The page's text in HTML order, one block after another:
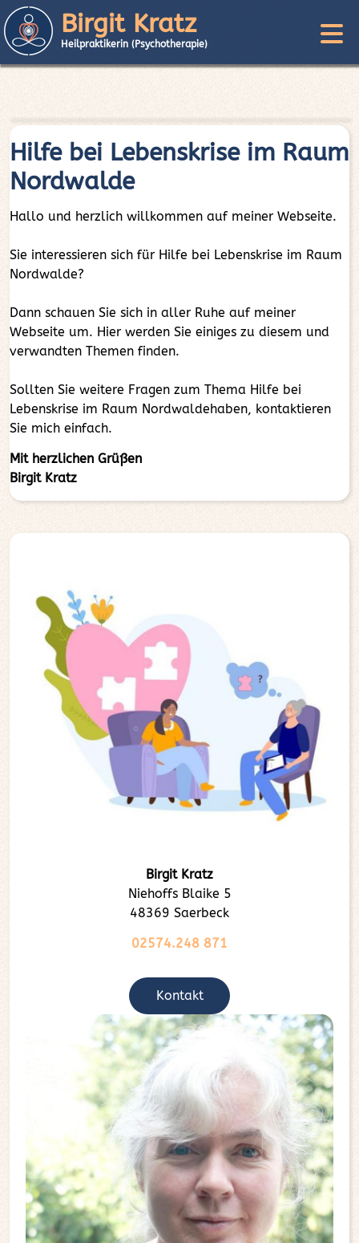
Birgit Kratz
Heilpraktikerin (Psychotherapie)
Hilfe bei Lebenskrise im Raum
Nordwalde
Hallo und herzlich willkommen auf meiner Webseite.
Sie interessieren sich für Hilfe bei Lebenskrise im Raum
Nordwalde?
Dann schauen Sie sich in aller Ruhe auf meiner
Webseite um. Hier werden Sie einiges zu diesem und
verwandten Themen finden.
Sollten Sie weitere Fragen zum Thema Hilfe bei
Lebenskrise im Raum Nordwaldehaben, kontaktieren
Sie mich einfach.
Mit herzlichen Grüßen
Birgit Kratz
Birgit Kratz
Niehoffs Blaike 5
48369 Saerbeck
02574.248 871
Kontakt